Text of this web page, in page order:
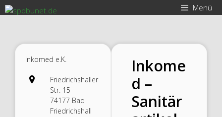
Zum
Inhalt
Menü
Inkomed e.K.
Friedrichshaller
Str. 15
74177 Bad
Friedrichshall
Inkome
d –
Sanitär